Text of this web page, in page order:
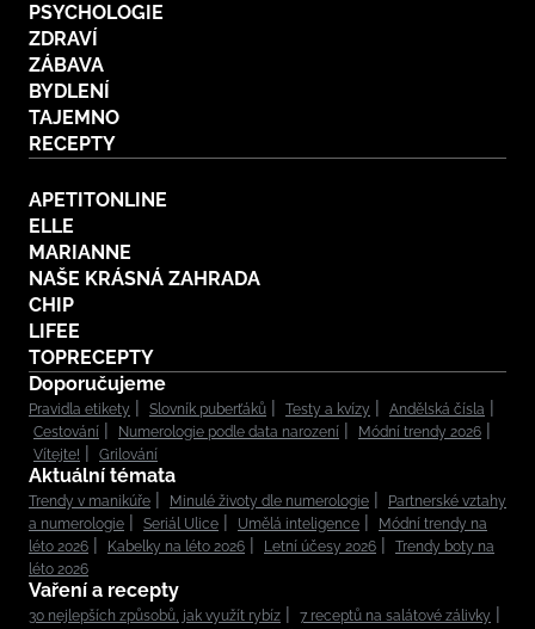
PSYCHOLOGIE
ZDRAVÍ
ZÁBAVA
BYDLENÍ
TAJEMNO
RECEPTY
APETITONLINE
ELLE
MARIANNE
NAŠE KRÁSNÁ ZAHRADA
CHIP
LIFEE
TOPRECEPTY
Doporučujeme
Pravidla etikety Slovník puberťáků Testy a kvízy
Andělská čísla
Cestování
Numerologie podle data narození
Módní trendy 2026
Vítejte!
Grilování
Aktuální témata
Trendy v manikúře Minulé životy dle numerologie
Partnerské vztahy
a numerologie
Seriál Ulice Umělá inteligence
Módní trendy na
léto 2026
Kabelky na léto 2026 Letní účesy 2026
Trendy boty na
léto 2026
Vaření a recepty
30 nejlepších způsobů, jak využít rybíz
7 receptů na salátové zálivky